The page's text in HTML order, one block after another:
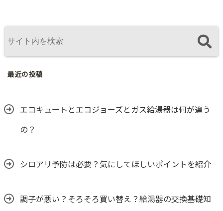
最近の投稿
エコキュートとエコジョーズとガス給湯器は何が違う
の？
シロアリ予防は必要？気にしてほしいポイントを紹介
調子が悪い？そろそろ買い替え？給湯器の交換基礎知